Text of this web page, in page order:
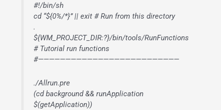
#!/bin/sh
cd “${0%/*}” || exit # Run from this directory
.
${WM_PROJECT_DIR:?}/bin/tools/RunFunctions
# Tutorial run functions
#——————————————————————————
./Allrun.pre
(cd background && runApplication
$(getApplication))